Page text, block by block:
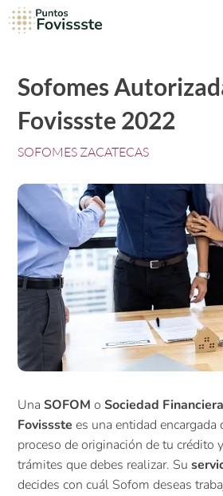
Sofomes
Fovissste 2022
SOFOMES ZACATECAS
UnaSOFOM oSociedad
Fovissstees una entidad encargada
proceso de originación de tu crédito
trámites que debes realizar. Su
decides con cuál Sofom deseas